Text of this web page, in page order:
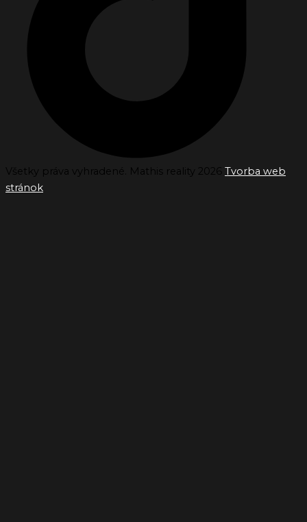
Všetky práva vyhradené. Mathis reality 2026 Tvorba web
stránok